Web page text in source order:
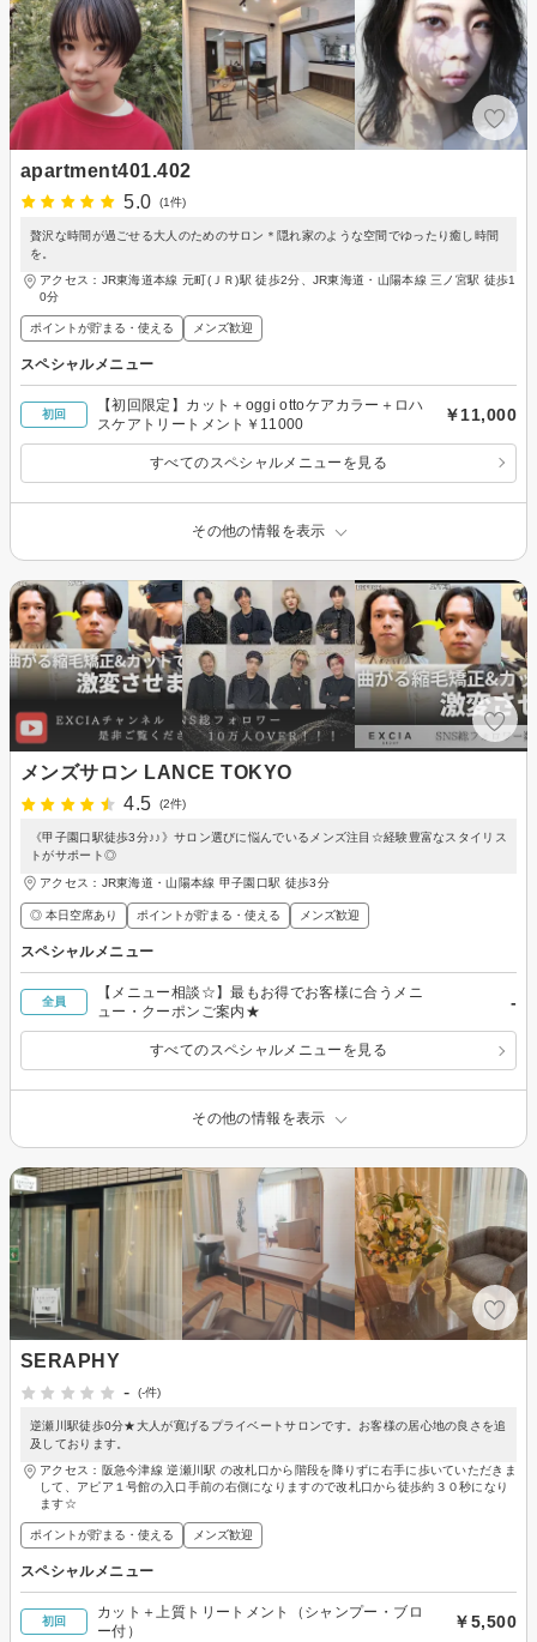
apartment401.402
5.0
(1件)
贅沢な時間が過ごせる大人のためのサロン＊隠れ家のような空間でゆったり癒し時間
を。
アクセス：JR東海道本線 元町(ＪＲ)駅 徒歩2分、JR東海道・山陽本線 三ノ宮駅 徒歩1
0分
ポイントが貯まる・使える メンズ歓迎
スペシャルメニュー
初回
【初回限定】カット＋oggi ottoケアカラー＋ロハ
スケアトリートメント￥11000
￥11,000
すべてのスペシャルメニューを見る
その他の情報を表示
メンズサロン LANCE TOKYO
4.5
(2件)
《甲子園口駅徒歩3分♪♪》サロン選びに悩んでいるメンズ注目☆経験豊富なスタイリス
トがサポート◎
アクセス：JR東海道・山陽本線 甲子園口駅 徒歩3分
◎ 本日空席あり ポイントが貯まる・使える メンズ歓迎
スペシャルメニュー
全員
【メニュー相談☆】最もお得でお客様に合うメニ
ュー・クーポンご案内★
-
すべてのスペシャルメニューを見る
その他の情報を表示
SERAPHY
-
(-件)
逆瀬川駅徒歩0分★大人が寛げるプライベートサロンです。お客様の居心地の良さを追
及しております。
アクセス：阪急今津線 逆瀬川駅 の改札口から階段を降りずに右手に歩いていただきま
して、アピア１号館の入口手前の右側になりますので改札口から徒歩約３０秒になり
ます☆
ポイントが貯まる・使える メンズ歓迎
スペシャルメニュー
初回
カット＋上質トリートメント（シャンプー・ブロ
ー付）
￥5,500